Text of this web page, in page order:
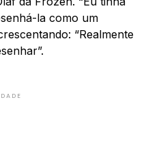
la como um
“Realmente